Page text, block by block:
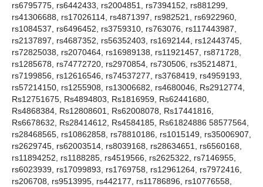
rs6795775, rs6442433, rs2004851, rs7394152, rs881299,
rs41306688, rs17026114, rs4871397, rs982521, rs6922960,
rs1084537, rs6496452, rs3759310, rs763076, rs117443987,
rs2137897, rs4687352, rs56352403, rs1692144, rs12443745,
rs72825038, rs2070464, rs16989138, rs11921457, rs871728,
rs1285678, rs74772720, rs2970854, rs730506, rs35214871,
rs7199856, rs12616546, rs74537277, rs3768419, rs4959193,
rs57214150, rs1255908, rs13006682, rs4680046, Rs2912774,
Rs12751675, Rs4894803, Rs1816959, Rs62441680,
Rs4868384, Rs12808601, Rs62008078, Rs17441816,
Rs6678632, Rs28414612, Rs4584185, Rs61824886 58577564,
rs28468565, rs10862858, rs78810186, rs1015149, rs35006907,
rs2629745, rs62003514, rs8039168, rs28634651, rs6560168,
rs11894252, rs1188285, rs4519566, rs2625322, rs7146955,
rs6023939, rs17099893, rs1769758, rs12961264, rs7972416,
rs206708, rs9513995, rs442177, rs11786896, rs10776558,